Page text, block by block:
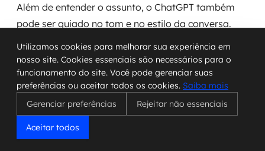
Além de entender o assunto, o ChatGPT também
pode ser guiado no tom e no estilo da conversa.
Queremos um texto mais formal para um e-mail de
trabalho? Ou algo mais descontraído para uma
mensagem para um amigo? Podemos pedir isso.
Por exemplo, se estamos escrevendo um post para
uma linguagem mais jovem e informal. Já para um
Utilizamos cookies para melhorar sua experiência em
nosso site. Cookies essenciais são necessários para o
funcionamento do site. Você pode gerenciar suas
preferências ou aceitar todos os cookies. Saiba mais
Gerenciar preferências
Rejeitar não essenciais
Aceitar todos